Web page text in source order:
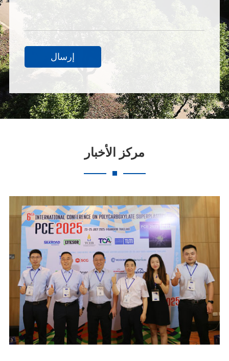
إرسال
مركز الأخبار